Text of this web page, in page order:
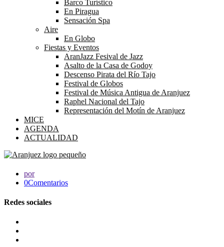
Barco Turístico
En Piragua
Sensación Spa
Aire
En Globo
Fiestas y Eventos
AranJazz Fesival de Jazz
Asalto de la Casa de Godoy
Descenso Pirata del Río Tajo
Festival de Globos
Festival de Música Antigua de Aranjuez
Raphel Nacional del Tajo
Representación del Motín de Aranjuez
MICE
AGENDA
ACTUALIDAD
por
0Comentarios
Redes sociales